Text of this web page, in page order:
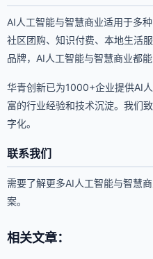
AI人工智能与智慧商业适用于多
社区团购、知识付费、本地生活
品牌，AI人工智能与智慧商业都
华青创新已为1000+企业提供AI
富的行业经验和技术沉淀。我们
字化。
联系我们
需要了解更多AI人工智能与智慧商
案。
相关文章：